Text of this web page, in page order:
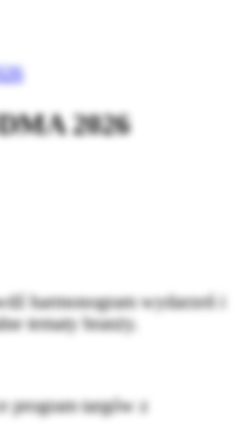
2026
harmonogram wydarzeń i
tematy branży.
program targów z